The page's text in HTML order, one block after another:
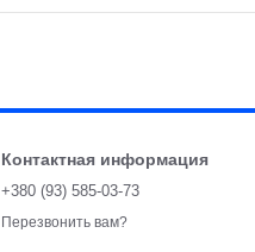
Контактная информация
+380 (93) 585-03-73
Перезвонить вам?